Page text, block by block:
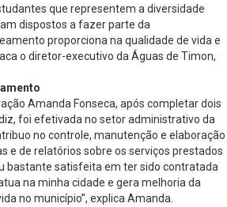
que representem a diversidade
dispostos a fazer parte da
proporciona na qualidade de vida e
o diretor-executivo da Águas de Timon,
Amanda Fonseca, após completar dois
foi efetivada no setor administrativo da
no controle, manutenção e elaboração
e de relatórios sobre os serviços prestados
bastante satisfeita em ter sido contratada
na minha cidade e gera melhoria da
no município”, explica Amanda.